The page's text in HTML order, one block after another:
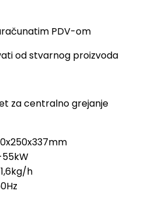
PDV-om
od stvarnog proizvoda
za centralno grejanje
h